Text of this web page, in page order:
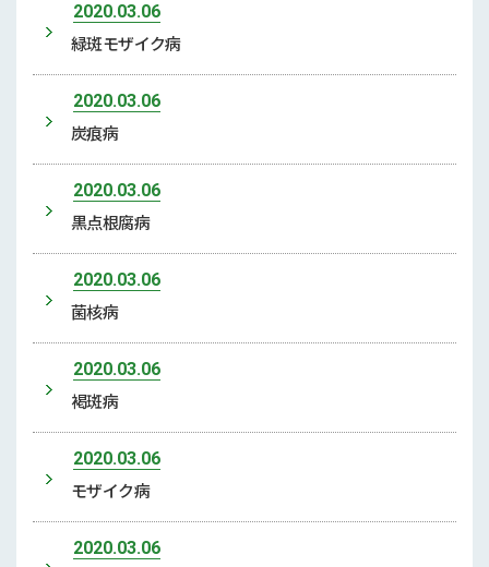
2020.03.06
緑斑モザイク病
2020.03.06
炭痕病
2020.03.06
黒点根腐病
2020.03.06
菌核病
2020.03.06
褐斑病
2020.03.06
モザイク病
2020.03.06